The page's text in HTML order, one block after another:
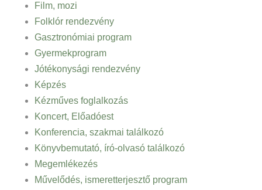
Film, mozi
Folklór rendezvény
Gasztronómiai program
Gyermekprogram
Jótékonysági rendezvény
Képzés
Kézműves foglalkozás
Koncert, Előadóest
Konferencia, szakmai találkozó
Könyvbemutató, író-olvasó találkozó
Megemlékezés
Művelődés, ismeretterjesztő program